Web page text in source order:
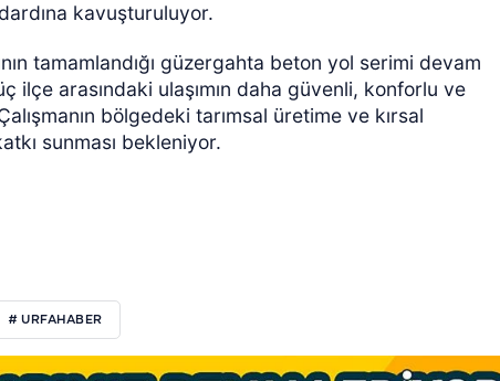
kavuşturuluyor.
tamamlandığı güzergahta beton yol serimi devam
ilçe arasındaki ulaşımın daha güvenli, konforlu ve
bölgedeki tarımsal üretime ve kırsal
sunması bekleniyor.
# URFAHABER